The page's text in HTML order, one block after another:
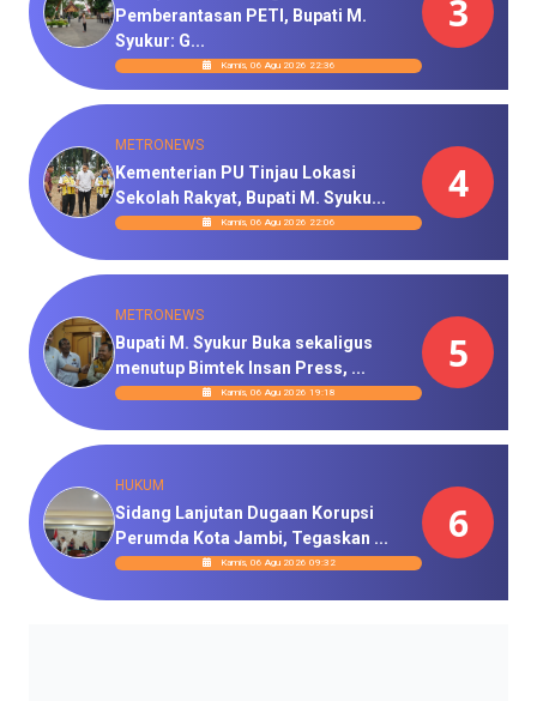
Pemberantasan PETI, Bupati M.
Syukur: G...
Kamis, 06 Agu 2026 22:36
3
METRONEWS
Kementerian PU Tinjau Lokasi
Sekolah Rakyat, Bupati M. Syuku...
Kamis, 06 Agu 2026 22:06
4
METRONEWS
Bupati M. Syukur Buka sekaligus
menutup Bimtek Insan Press, ...
Kamis, 06 Agu 2026 19:18
5
HUKUM
Sidang Lanjutan Dugaan Korupsi
Perumda Kota Jambi, Tegaskan ...
Kamis, 06 Agu 2026 09:32
6